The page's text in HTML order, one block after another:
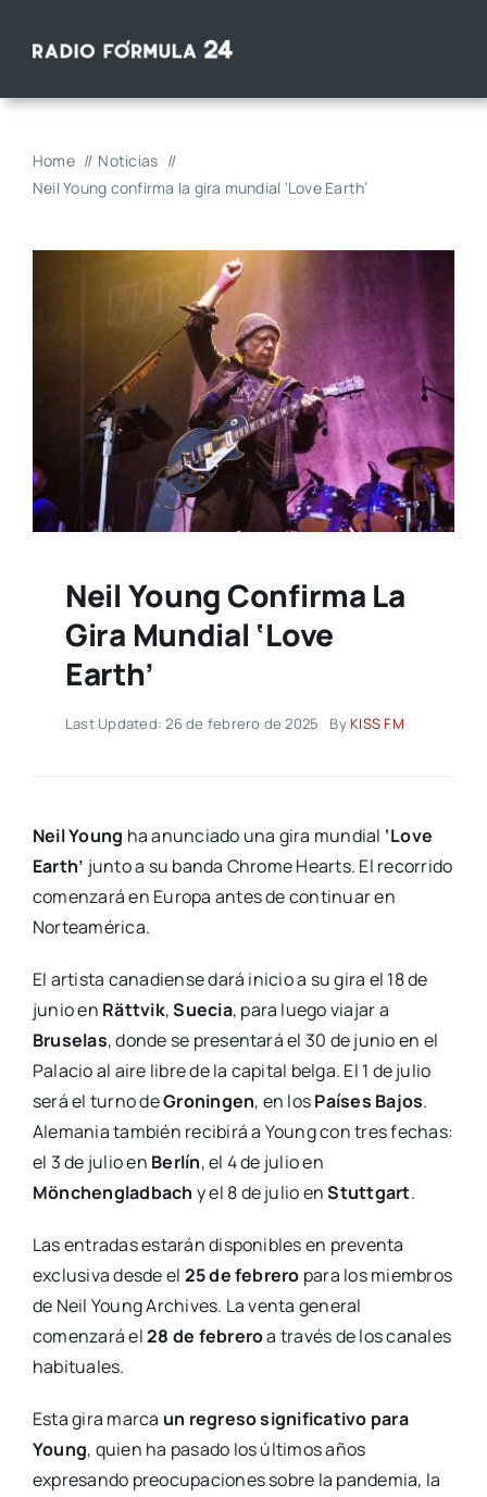
Home
Noticias
Neil Young confirma la gira mundial ‘Love Earth’
Neil Young Confirma La
Gira Mundial ‘Love
Earth’
Last Updated: 26 de febrero de 2025 By KISS FM
Neil Young ha anunciado una gira mundial ‘Love
Earth’ junto a su banda Chrome Hearts. El recorrido
comenzará en Europa antes de continuar en
Norteamérica.
El artista canadiense dará inicio a su gira el 18 de
junio en Rättvik,Suecia, para luego viajar a
Bruselas, donde se presentará el 30 de junio en el
Palacio al aire libre de la capital belga. El 1 de julio
será el turno deGroningen, en losPaíses Bajos.
Alemania también recibirá a Young con tres fechas:
el 3 de julio en Berlín, el 4 de julio en
Mönchengladbach y el 8 de julio enStuttgart.
Las entradas estarán disponibles en preventa
exclusiva desde el 25 de febrero para los miembros
de Neil Young Archives. La venta general
comenzará el28 de febreroa través de los canales
habituales.
Esta gira marca un regreso significativo para
Young, quien ha pasado los últimos años
expresando preocupaciones sobre la pandemia, la